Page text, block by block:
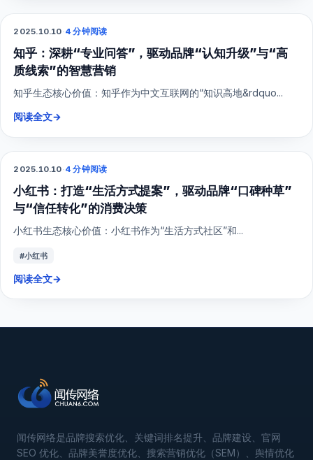
SEO
2025.10.10·4 分钟阅读
知乎：深耕“专业问答”，驱动品牌“认知升级”与“高
质线索”的智慧营销
知乎生态核心价值：知乎作为中文互联网的“知识高地&rdquo...
阅读全文→
小红书
2025.10.10·4 分钟阅读
小红书：打造“生活方式提案”，驱动品牌“口碑种草”
与“信任转化”的消费决策
小红书生态核心价值：小红书作为“生活方式社区”和...
#小红书
阅读全文→
闻传网络是品牌搜索优化、关键词排名提升、品牌建设、官网
SEO 优化、品牌美誉度优化、搜索营销优化（SEM）、舆情优化